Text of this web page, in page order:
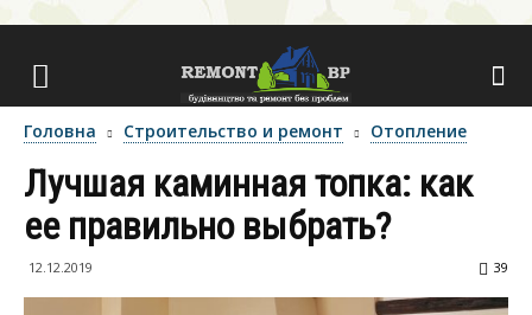
Головна Строительство и ремонт Отопление
Лучшая каминная топка: как
ее правильно выбрать?
12.12.2019 39